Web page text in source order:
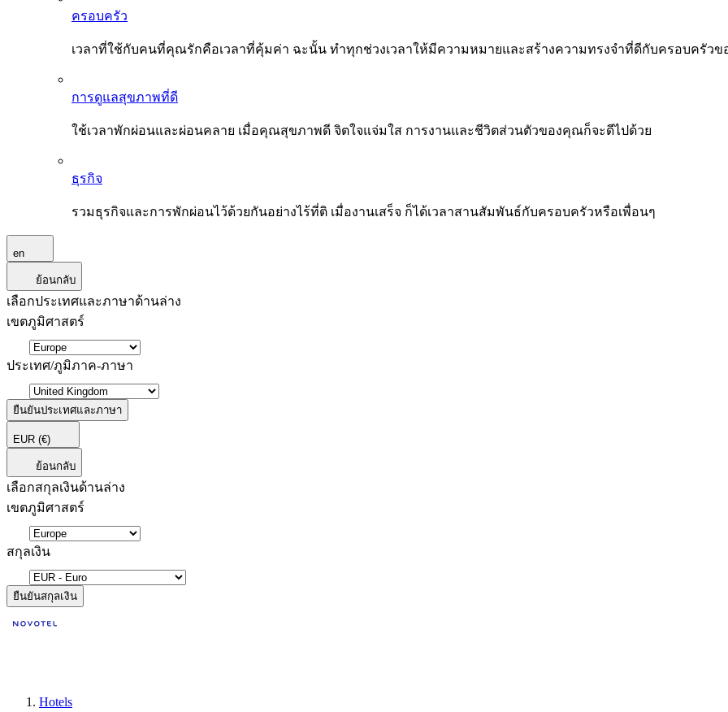
ครอบครัว
เวลาที่ใช้กับคนที่คุณรักคือเวลาที่คุ้มค่า ฉะนั้น ทำทุกช่วงเวลาให้มีความหมายและสร้างความทรงจำที่ดีกับครอบครัว
การดูแลสุขภาพที่ดี
ใช้เวลาพักผ่อนและผ่อนคลาย เมื่อคุณสุขภาพดี จิตใจแจ่มใส การงานและชีวิตส่วนตัวของคุณก็จะดีไปด้วย
ธุรกิจ
รวมธุรกิจและการพักผ่อนไว้ด้วยกันอย่างไร้ที่ติ เมื่องานเสร็จ ก็ได้เวลาสานสัมพันธ์กับครอบครัวหรือเพื่อนๆ
en
ย้อนกลับ
เลือกประเทศและภาษาด้านล่าง
เขตภูมิศาสตร์
ประเทศ/ภูมิภาค-ภาษา
ยืนยันประเทศและภาษา
EUR (€)
ย้อนกลับ
เลือกสกุลเงินด้านล่าง
เขตภูมิศาสตร์
สกุลเงิน
ยืนยันสกุลเงิน
Hotels